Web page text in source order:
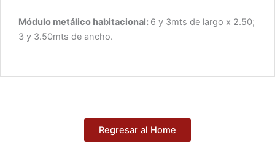
Módulo metálico habitacional: 6 y 3mts de largo x 2.50;
3 y 3.50mts de ancho.
Regresar al Home